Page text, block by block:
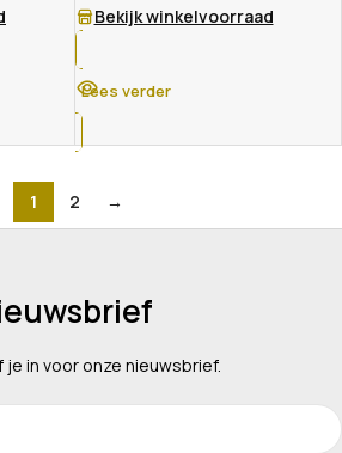
Bekijk winkelvoorraad
Lees verder
1 2 →
in voor onze nieuwsbrief.